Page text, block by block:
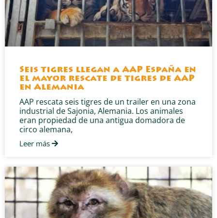
Seis tigres llegan a AAP España en
el mayor rescate de tigres de AAP
en Alemania
AAP rescata seis tigres de un trailer en una zona
industrial de Sajonia, Alemania. Los animales
eran propiedad de una antigua domadora de
circo alemana,
Leer más